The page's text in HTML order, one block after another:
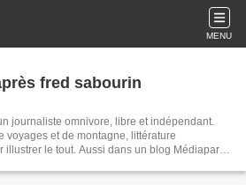
MENU
fred sabourin
journaliste omnivore, libre et indépendant.
voyages et de montagne, littérature
illustrer le tout. Aussi dans un blog Médiapart